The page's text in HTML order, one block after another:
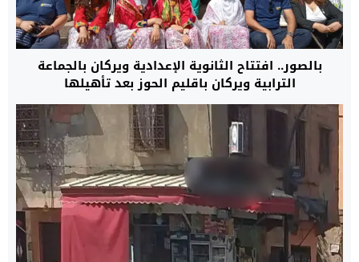
بالصور.. افتتاح الثانوية الإعدادية ويركان بالجماعة
الترابية ويركان باقليم الحوز بعد تأهيلها